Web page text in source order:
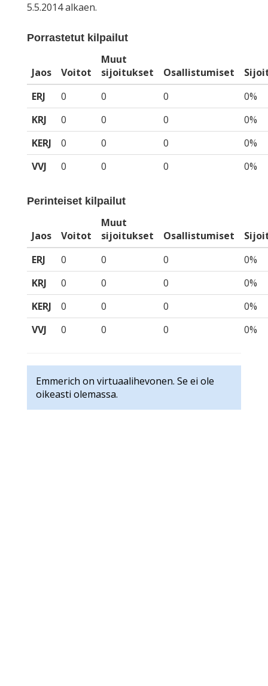
5.5.2014 alkaen.
Porrastetut kilpailut
Jaos Voitot
Muut
sijoitukset
Osallistumiset
ERJ
0 0 0
0%
KRJ
0 0 0
0%
KERJ
0 0 0
0%
VVJ
0 0 0 0%
Perinteiset kilpailut
Jaos Voitot
Muut
sijoitukset
Osallistumiset
ERJ
0 0 0
0%
KRJ
0 0 0
0%
KERJ
0 0 0
0%
VVJ
0 0 0 0%
Emmerich on virtuaalihevonen. Se ei ole
oikeasti olemassa.